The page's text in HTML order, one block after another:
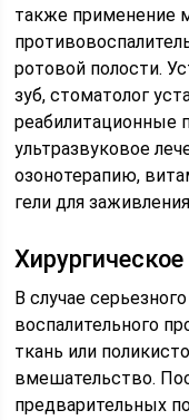
также применение
ротовой полости.
зуб, стоматолог
реабилитационные
ультразвуковое
озонотерапию,
гели для
В случае
воспалительного
ткань или
вмешательство.
предварительных